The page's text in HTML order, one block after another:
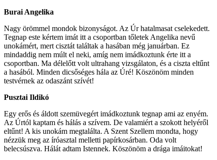
Burai Angelika
Nagy örömmel mondok bizonyságot. Az Úr hatalmasat cselekedett.
Tegnap este kértem imát itt a csoportban tőletek Angelika nevű
unokámért, mert cisztát találtak a hasában még januárban. Ez
mindaddig nem múlt el neki, amíg nem imádkoztunk érte itt a
csoportban. Ma délelőtt volt ultrahang vizsgálaton, és a ciszta eltűnt
a hasából. Minden dicsőséges hála az Úré! Köszönöm minden
testvérnek az odaszánt szívét!
Pusztai Ildikó
Egy erős és áldott szemüvegért imádkoztunk tegnap ami az enyém.
Az Úrtól kaptam és hálás a szívem. De valamiért a szokott helyéről
eltűnt! A kis unokám megtalálta. A Szent Szellem mondta, hogy
nézzük meg az íróasztal melletti papírkosárban. Oda volt
belecsúszva. Hálát adtam Istennek. Köszönöm a drága imáitokat!